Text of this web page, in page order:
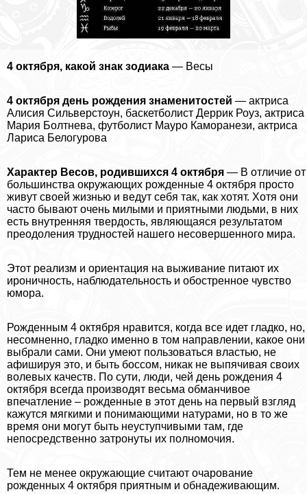
4 октября, какой знак зодиака — Весы
4 октября день рождения знаменитостей — актриса
Алисия Сильверстоун, баскетболист Деррик Роуз, актриса
Мария Болтнева, футболист Мауро Каморанези, актриса
Лариса Белогурова
Хаpaктер Весов, родившихся 4 октября — В отличие от
большинства окружающих рожденные 4 октября просто
живут своей жизнью и ведут себя так, как хотят. Хотя они
часто бывают очень милыми и приятными людьми, в них
есть внутренняя твердость, являющаяся результатом
преодоления трудностей нашего несовершенного мира.
Этот реализм и ориентация на выживание питают их
ироничность, наблюдательность и обостренное чувство
юмора.
Рожденным 4 октября нравится, когда все идет гладко, но,
несомненно, гладко именно в том направлении, какое они
выбрали сами. Они умеют пользоваться властью, не
афишируя это, и быть боссом, никак не выпячивая своих
волевых качеств. По сути, люди, чей день рождения 4
октября всегда производят весьма обманчивое
впечатление – рожденные в этот день на первый взгляд
кажутся мягкими и понимающими натурами, но в то же
время они могут быть неуступчивыми там, где
непосредственно затронуты их полномочия.
Тем не менее окружающие считают очарование
рожденных 4 октября приятным и обнадеживающим.